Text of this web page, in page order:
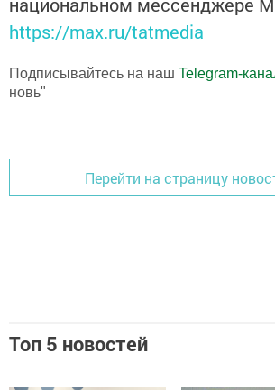
национальном мессенджере
https://max.ru/tatmedia
Подписывайтесь на наш Telegram-
новь"
Перейти на страницу
Топ 5 новостей